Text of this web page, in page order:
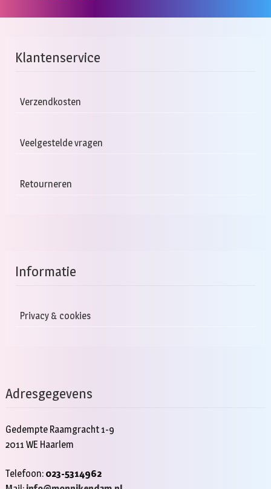
Klantenservice
Verzendkosten
Veelgestelde vragen
Retourneren
Informatie
Privacy & cookies
Adresgegevens
Gedempte Raamgracht 1-9
2011 WE Haarlem
Telefoon: 023-5314962